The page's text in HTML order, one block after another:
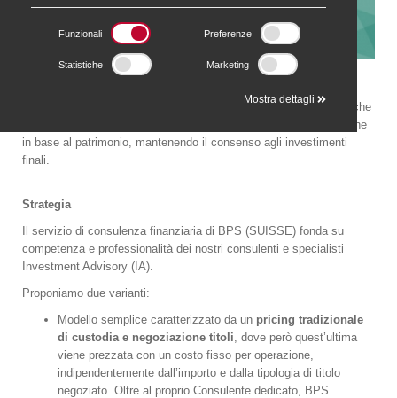
Consulenza Finanziaria
Concepita per chi ama scegliere tra un'offerta ampia e articolata che
soddisfi l'intensità di servizio desiderata, sia in base alle spese che
in base al patrimonio, mantenendo il consenso agli investimenti
finali.
Strategia
Il servizio di consulenza finanziaria di BPS (SUISSE) fonda su
competenza e professionalità dei nostri consulenti e specialisti
Investment Advisory (IA).
Proponiamo due varianti:
Modello semplice caratterizzato da un pricing tradizionale
di custodia e negoziazione titoli, dove però quest’ultima
viene prezzata con un costo fisso per operazione,
indipendentemente dall’importo e dalla tipologia di titolo
negoziato. Oltre al proprio Consulente dedicato, BPS
Funzionali Preferenze
Statistiche Marketing
Mostra dettagli